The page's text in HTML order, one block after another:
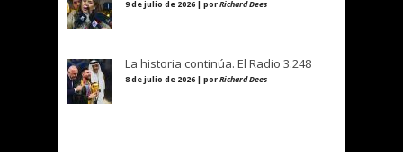
9 de julio de 2026 | porRichard Dees
La historia continúa. El Radio 3.248
8 de julio de 2026 | porRichard Dees